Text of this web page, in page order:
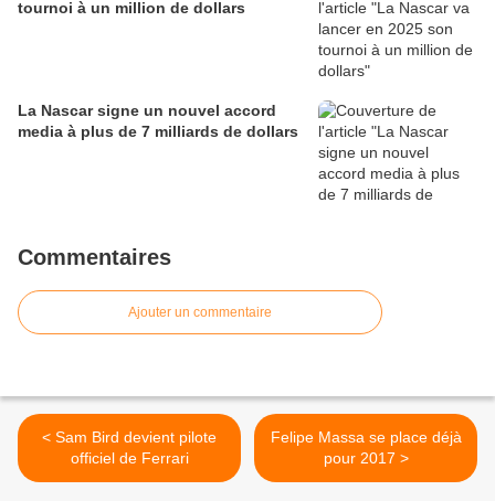
tournoi à un million de dollars
La Nascar signe un nouvel accord
media à plus de 7 milliards de dollars
Commentaires
Ajouter un commentaire
< Sam Bird devient pilote
officiel de Ferrari
Felipe Massa se place déjà
pour 2017 >